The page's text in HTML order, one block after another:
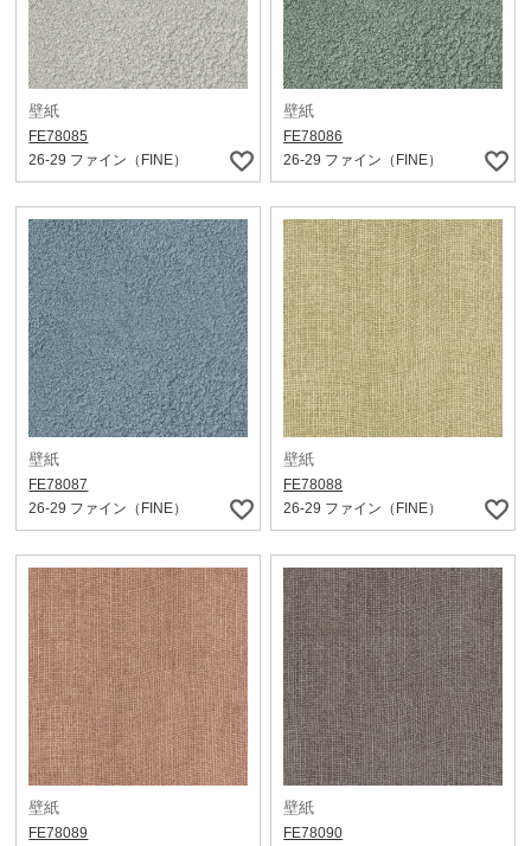
壁紙
FE78085
26-29 ファイン（FINE）
壁紙
FE78086
26-29 ファイン（FINE）
壁紙
FE78087
26-29 ファイン（FINE）
壁紙
FE78088
26-29 ファイン（FINE）
壁紙
FE78089
壁紙
FE78090